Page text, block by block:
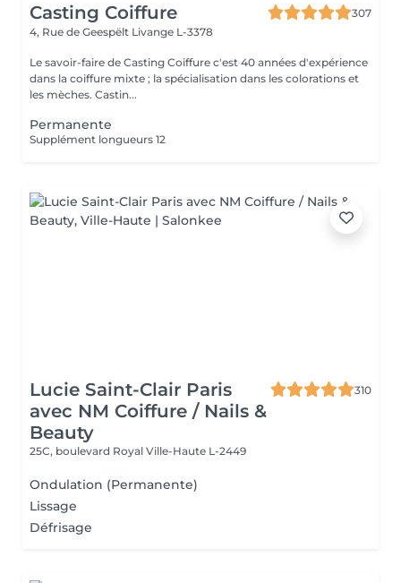
Casting Coiffure
307
4, Rue de Geespëlt Livange L-3378
Le savoir-faire de Casting Coiffure c'est 40 années d'expérience
dans la coiffure mixte ; la spécialisation dans les colorations et
les mèches. Castin...
Permanente
Supplément longueurs 12
Lucie Saint-Clair Paris
avec NM Coiffure / Nails &
Beauty
310
25C, boulevard Royal Ville-Haute L-2449
Ondulation (Permanente)
Lissage
Défrisage